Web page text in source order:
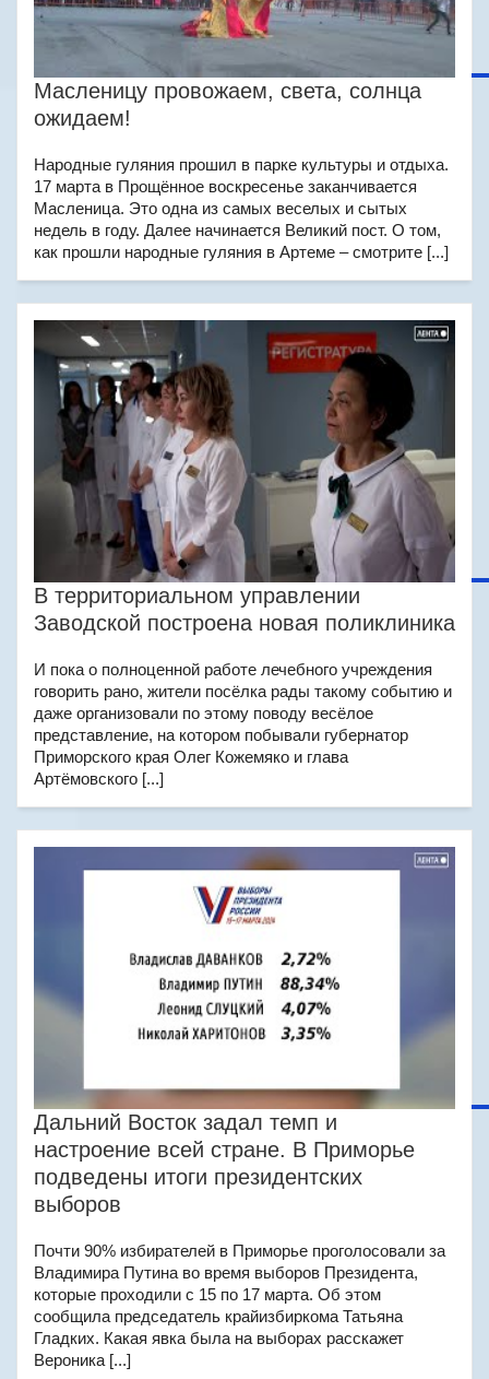
Масленицу провожаем, света, солнца
ожидаем!
Народные гуляния прошил в парке культуры и отдыха.
17 марта в Прощённое воскресенье заканчивается
Масленица. Это одна из самых веселых и сытых
недель в году. Далее начинается Великий пост. О том,
как прошли народные гуляния в Артеме – смотрите [...]
В территориальном управлении
Заводской построена новая поликлиника
И пока о полноценной работе лечебного учреждения
говорить рано, жители посёлка рады такому событию и
даже организовали по этому поводу весёлое
представление, на котором побывали губернатор
Приморского края Олег Кожемяко и глава
Артёмовского [...]
Дальний Восток задал темп и
настроение всей стране. В Приморье
подведены итоги президентских
выборов
Почти 90% избирателей в Приморье проголосовали за
Владимира Путина во время выборов Президента,
которые проходили с 15 по 17 марта. Об этом
сообщила председатель крайизбиркома Татьяна
Гладких. Какая явка была на выборах расскажет
Вероника [...]